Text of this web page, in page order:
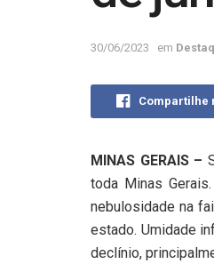
30/06/2023 em
Compartilhe
MINAS GERAIS –
toda Minas
nebulosidade na
estado. Umidade
declínio,